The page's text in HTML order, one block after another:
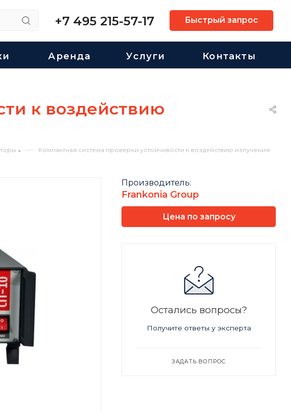
+7 495 215-57-17 Быстрый запрос
Аренда Услуги Контакты
к воздействию
— Компактная система проверки устойчивости к воздействию излучения
Производитель:
Frankonia Group
Цена по запросу
Остались вопросы?
Получите ответы у эксперта
ЗАДАТЬ ВОПРОС